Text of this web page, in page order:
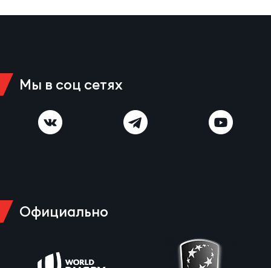
Мы в соц сетях
Официально